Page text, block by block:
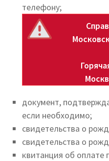
телефону;
документ,
если необходимо;
свидетельства о
свидетельства о
квитанция об оплате